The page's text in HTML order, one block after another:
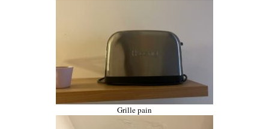
Grille pain